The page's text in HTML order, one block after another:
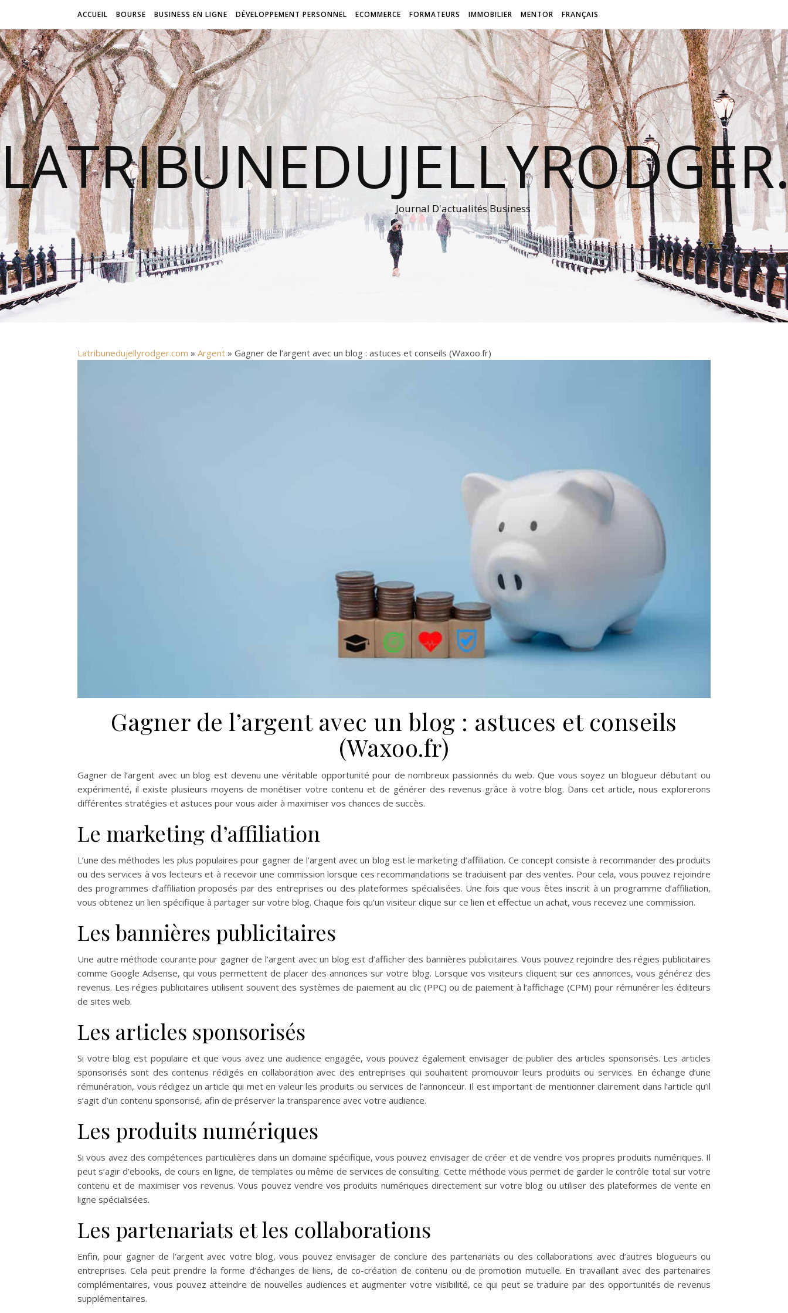
ACCUEIL BOURSE BUSINESS EN LIGNE DÉVELOPPEMENT PERSONNEL ECOMMERCE FORMATEURS IMMOBILIER MENTOR FRANÇAIS
Journal D'actualités Business
Latribunedujellyrodger.com » Argent » Gagner de l’argent avec un blog : astuces et conseils (Waxoo.fr)
Gagner de l’argent avec un blog : astuces et conseils
(Waxoo.fr)
Gagner de l’argent avec un blog est devenu une véritable opportunité pour de nombreux passionnés du web. Que vous soyez un blogueur débutant ou
expérimenté, il existe plusieurs moyens de monétiser votre contenu et de générer des revenus grâce à votre blog. Dans cet article, nous explorerons
différentes stratégies et astuces pour vous aider à maximiser vos chances de succès.
Le marketing d’affiliation
L’une des méthodes les plus populaires pour gagner de l’argent avec un blog est le marketing d’affiliation. Ce concept consiste à recommander des produits
ou des services à vos lecteurs et à recevoir une commission lorsque ces recommandations se traduisent par des ventes. Pour cela, vous pouvez rejoindre
des programmes d’affiliation proposés par des entreprises ou des plateformes spécialisées. Une fois que vous êtes inscrit à un programme d’affiliation,
vous obtenez un lien spécifique à partager sur votre blog. Chaque fois qu’un visiteur clique sur ce lien et effectue un achat, vous recevez une commission.
Les bannières publicitaires
Une autre méthode courante pour gagner de l’argent avec un blog est d’afficher des bannières publicitaires. Vous pouvez rejoindre des régies publicitaires
comme Google Adsense, qui vous permettent de placer des annonces sur votre blog. Lorsque vos visiteurs cliquent sur ces annonces, vous générez des
revenus. Les régies publicitaires utilisent souvent des systèmes de paiement au clic (PPC) ou de paiement à l’affichage (CPM) pour rémunérer les éditeurs
de sites web.
Les articles sponsorisés
Si votre blog est populaire et que vous avez une audience engagée, vous pouvez également envisager de publier des articles sponsorisés. Les articles
sponsorisés sont des contenus rédigés en collaboration avec des entreprises qui souhaitent promouvoir leurs produits ou services. En échange d’une
rémunération, vous rédigez un article qui met en valeur les produits ou services de l’annonceur. Il est important de mentionner clairement dans l’article qu’il
s’agit d’un contenu sponsorisé, afin de préserver la transparence avec votre audience.
Les produits numériques
Si vous avez des compétences particulières dans un domaine spécifique, vous pouvez envisager de créer et de vendre vos propres produits numériques. Il
peut s’agir d’ebooks, de cours en ligne, de templates ou même de services de consulting. Cette méthode vous permet de garder le contrôle total sur votre
contenu et de maximiser vos revenus. Vous pouvez vendre vos produits numériques directement sur votre blog ou utiliser des plateformes de vente en
ligne spécialisées.
Les partenariats et les collaborations
Enfin, pour gagner de l’argent avec votre blog, vous pouvez envisager de conclure des partenariats ou des collaborations avec d’autres blogueurs ou
entreprises. Cela peut prendre la forme d’échanges de liens, de co-création de contenu ou de promotion mutuelle. En travaillant avec des partenaires
complémentaires, vous pouvez atteindre de nouvelles audiences et augmenter votre visibilité, ce qui peut se traduire par des opportunités de revenus
supplémentaires.